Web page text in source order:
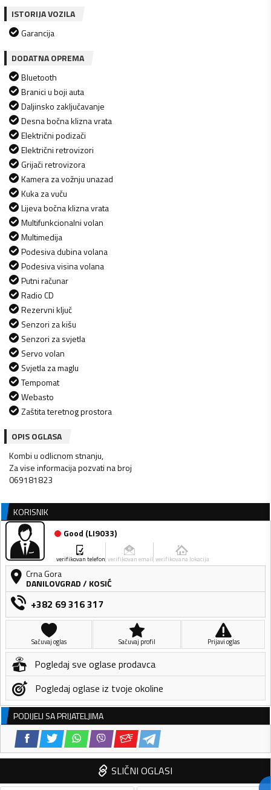
ISTORIJA VOZILA
Garancija
DODATNA OPREMA
Bluetooth
Branici u boji auta
Daljinsko zaključavanje
Desna bočna klizna vrata
Električni podizači
Električni retrovizori
Grijači retrovizora
Kamera za vožnju unazad
Kuka za vuču
Lijeva bočna klizna vrata
Multifunkcionalni volan
Multimedija
Podesiva dubina volana
Podesiva visina volana
Putni računar
Radio CD
Rezervni ključ
Senzori za kišu
Senzori za svjetla
Servo volan
Svjetla za maglu
Tempomat
Webasto
Zaštita teretnog prostora
OPIS OGLASA
Kombi u odlicnom stnanju,
Za vise informacija pozvati na broj
069181823
KORISNIK
Good (LI9033)
verifikovan telefon verifikovan email verifikovana lokacija
Crna Gora
DANILOVGRAD/ KOSIĆ
+382 69 316 317
Sačuvaj oglas Sačuvaj profil Prijavi oglas
Pogledaj sve oglase prodavca
Pogledaj oglase iz tvoje okoline
PODIJELI SA PRIJATELJIMA
SLIČNI OGLASI